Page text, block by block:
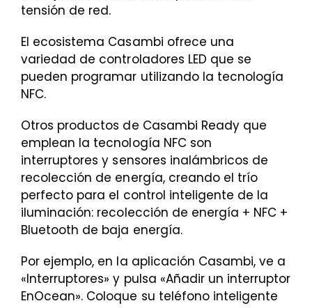
tensión de red.
El ecosistema Casambi ofrece una
variedad de controladores LED que se
pueden programar utilizando la tecnología
NFC.
Otros productos de Casambi Ready que
emplean la tecnología NFC son
interruptores y sensores inalámbricos de
recolección de energía, creando el trío
perfecto para el control inteligente de la
iluminación: recolección de energía + NFC +
Bluetooth de baja energía.
Por ejemplo, en la aplicación Casambi, ve a
«Interruptores» y pulsa «Añadir un interruptor
EnOcean». Coloque su teléfono inteligente